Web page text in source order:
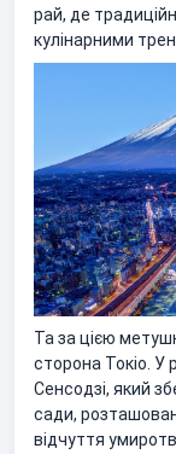
рай, де
кулінарними
Та за цією
сторона Токіо. У
Сенсодзі, який
сади,
відчуття